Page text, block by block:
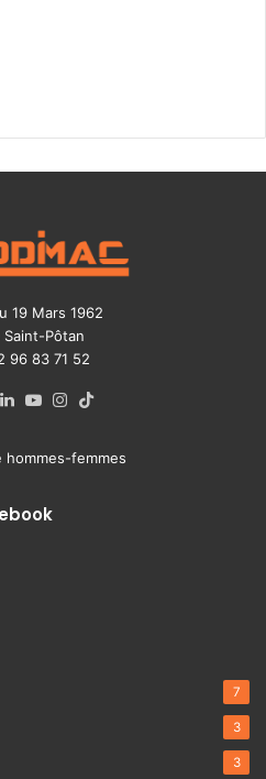
19 Mars 1962
Saint-Pôtan
96 83 71 52
Facebook
Linkedin
YouTubeInstagram
hommes-femmes
7
3
3